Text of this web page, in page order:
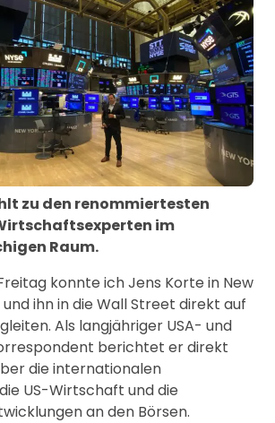
zu den renommiertesten
im
Raum.
konnte ich Jens Korte in New
ihn in die Wall Street direkt auf
Als langjähriger USA- und
berichtet er direkt
die internationalen
US-Wirtschaft und die
an den Börsen.